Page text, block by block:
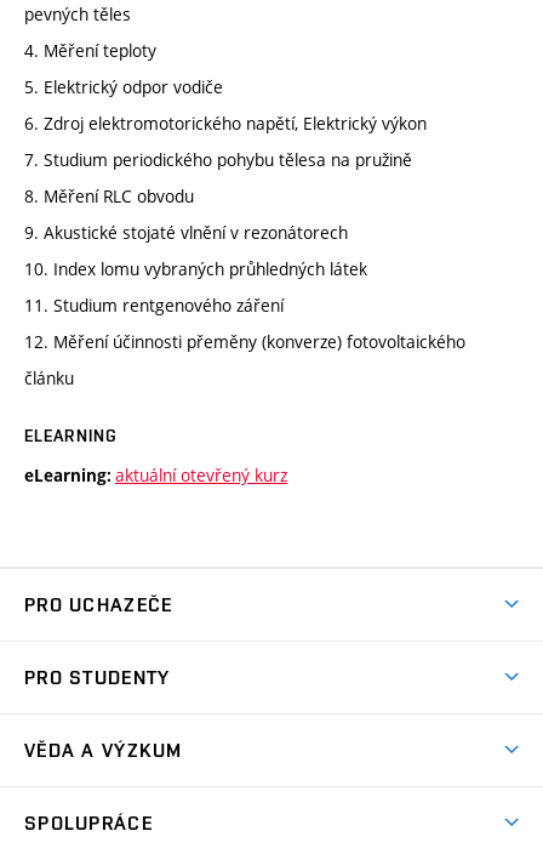
pevných těles
4. Měření teploty
5. Elektrický odpor vodiče
6. Zdroj elektromotorického napětí, Elektrický výkon
7. Studium periodického pohybu tělesa na pružině
8. Měření RLC obvodu
9. Akustické stojaté vlnění v rezonátorech
10. Index lomu vybraných průhledných látek
11. Studium rentgenového záření
12. Měření účinnosti přeměny (konverze) fotovoltaického
článku
ELEARNING
eLearning: aktuální otevřený kurz
PRO UCHAZEČE
Jak se dostat na FCH
Den otevřených dveří
PRO STUDENTY
Studijní programy
VĚDA A VÝZKUM
SPOLUPRÁCE